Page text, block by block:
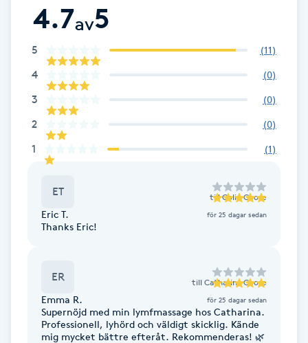
Diamantslipning
Enzympeeling
Extensions
Extensions borttagning
Eyeliner-tatuering
Faceliftmassage
Fet hårbotten
4.7av5
5 (11)
4 (0)
3 (0)
2 (0)
1 (1)
ET till Colin Coore
Eric T. för 25 dagar sedan
Thanks Eric!
ER till Catharina Coore
Emma R. för 25 dagar sedan
Supernöjd med min lymfmassage hos Catharina.
Professionell, lyhörd och väldigt skicklig. Kände
mig mycket bättre efteråt. Rekommenderas! 🌿